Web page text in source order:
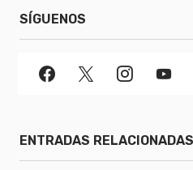
SÍGUENOS
ENTRADAS RELACIONADAS